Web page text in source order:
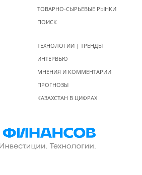
ТОВАРНО-СЫРЬЕВЫЕ РЫНКИ
ПОИСК
ТЕХНОЛОГИИ | ТРЕНДЫ
ИНТЕРВЬЮ
МНЕНИЯ И КОММЕНТАРИИ
ПРОГНОЗЫ
КАЗАХСТАН В ЦИФРАХ